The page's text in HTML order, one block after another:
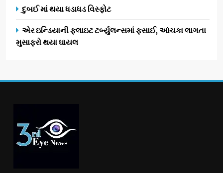
દુબઈ માં થયા ધડાધડ વિસ્ફોટ
એર ઇન્ડિયાની ફ્લાઇટ ટર્બ્યુલન્સમાં ફસાઈ, આંચકા લાગતા
મુસાફરો થયા ઘાયલ